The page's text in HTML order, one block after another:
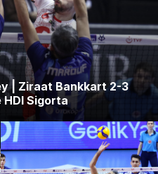
| Ziraat Bankkart 2-3
HDI Sigorta